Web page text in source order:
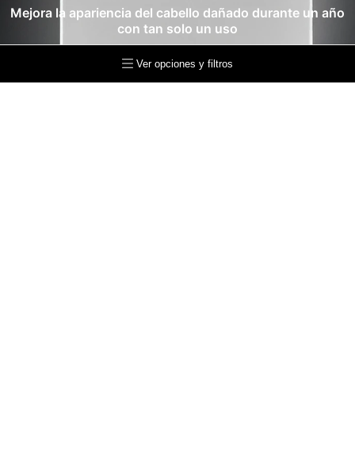
Mejora la apariencia del cabello dañado durante un año
con tan solo un uso
Ver opciones y filtros